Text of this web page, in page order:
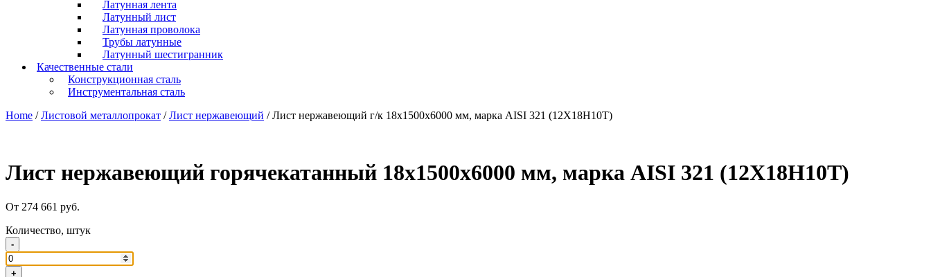
Латунная лента
Латунный лист
Латунная проволока
Трубы латунные
Латунный шестигранник
Качественные стали
Конструкционная сталь
Инструментальная сталь
Home /Листовой металлопрокат /Лист нержавеющий / Лист нержавеющий г/к 18х1500х6000 мм, марка AISI 321 (12Х18Н10Т)
Лист нержавеющий горячекатанный 18х1500х6000 мм, марка AISI 321 (12Х18Н10Т)
От 274 661 руб.
Количество, штук
-
+